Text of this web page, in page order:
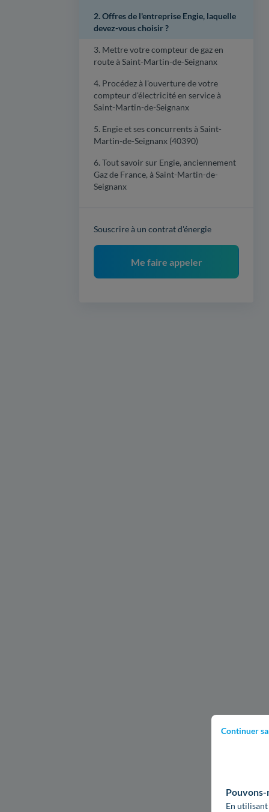
Continuer
Pouvons-
En
2. Offres de l'entreprise Engie, laquelle
devez-vous choisir ?
3. Mettre votre compteur de gaz en
route à Saint-Martin-de-Seignanx
4. Procédez à l'ouverture de votre
compteur d'électricité en service à
Saint-Martin-de-Seignanx
5. Engie et ses concurrents à Saint-
Martin-de-Seignanx (40390)
6. Tout savoir sur Engie, anciennement
Gaz de France, à Saint-Martin-de-
Seignanx
Souscrire à un contrat d'énergie
Me faire appeler